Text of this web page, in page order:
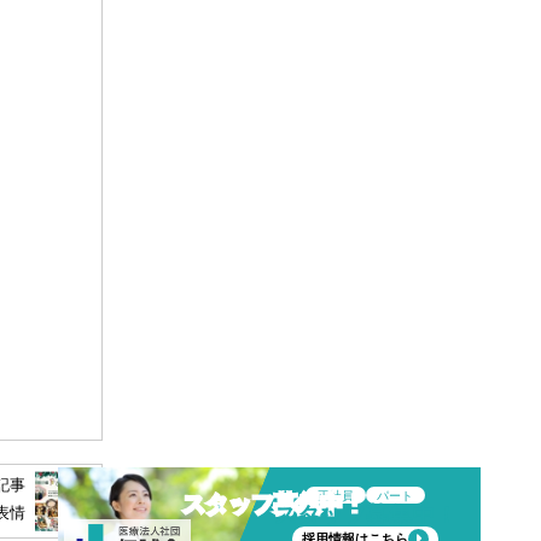
正社員 パート
スタッフ募集中！
事
情